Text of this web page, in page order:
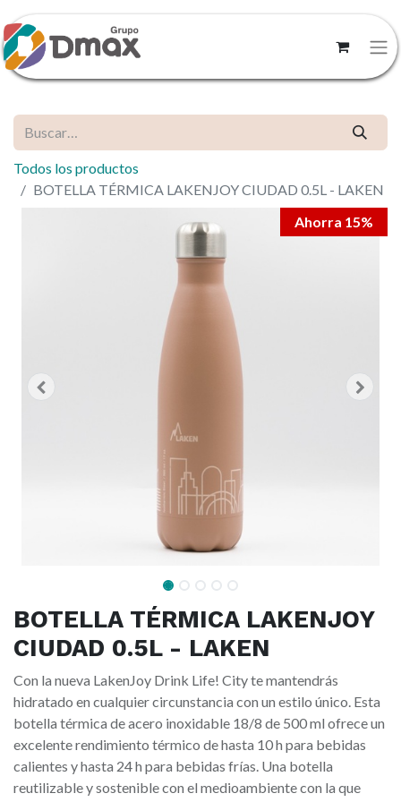
Todos los productos
BOTELLA TÉRMICA LAKENJOY CIUDAD 0.5L - LAKEN
Ahorra 15%
BOTELLA TÉRMICA LAKENJOY
CIUDAD 0.5L - LAKEN
Con la nueva LakenJoy Drink Life! City te mantendrás
hidratado en cualquier circunstancia con un estilo único. Esta
botella térmica de acero inoxidable 18/8 de 500 ml ofrece un
excelente rendimiento térmico de hasta 10 h para bebidas
calientes y hasta 24 h para bebidas frías. Una botella
reutilizable y sostenible con el medioambiente con la que